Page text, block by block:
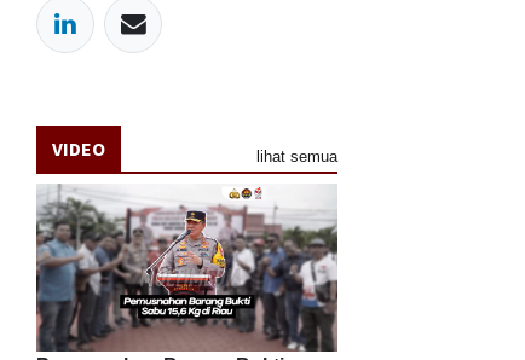
VIDEO lihat semua